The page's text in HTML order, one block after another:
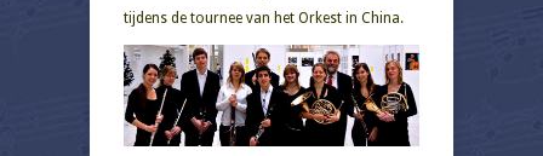
tijdens de tournee van het Orkest in China.